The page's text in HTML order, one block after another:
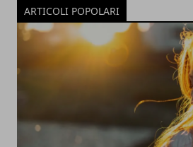
ARTICOLI POPOLARI